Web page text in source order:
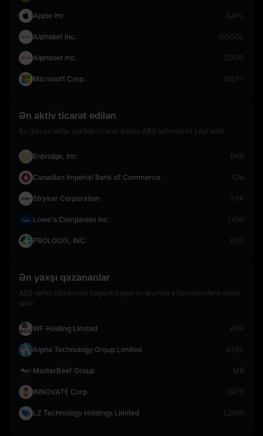
Apple Inc. AAPL
Alphabet Inc. GOOGL
Alphabet Inc. GOOG
Microsoft Corp. MSFT
Ən aktiv ticarət edilən
Bu gün ən aktiv şəkildə ticarət edilən ABŞ səhmlərini kəşf edin
Enbridge, Inc. ENB
Canadian Imperial Bank of Commerce CM
Stryker Corporation SYK
Lowe's Companies Inc. LOW
PROLOGIS, INC. PLD
Ən yaxşı qazananlar
ABŞ səhm bazarında bugünkü aparıcı qiyməti artan aktivlərə nəzər
salın
WF Holding Limited WFF
Alpha Technology Group Limited ATGL
MasterBeef Group MB
INNOVATE Corp. VATE
LZ Technology Holdings Limited LZMH